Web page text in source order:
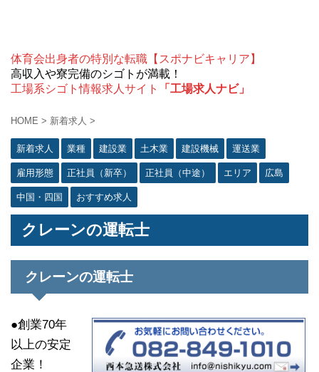
体育会出身者の特別な転職【スポナビキャリア】
高収入や寮完備のシゴトが満載！
工場系シゴト情報求人サイト
「工場求人ナビ」
HOME > 新着求人 >
新着求人 業種 建設業 土木業 建設機械 運送業
雇用形態 正社員（新卒） 正社員（中途） エリア 広島
中国・四国 おすすめ求人
クレーンの運転士
クレーンの運転士
●創業70年
以上の安定
企業！